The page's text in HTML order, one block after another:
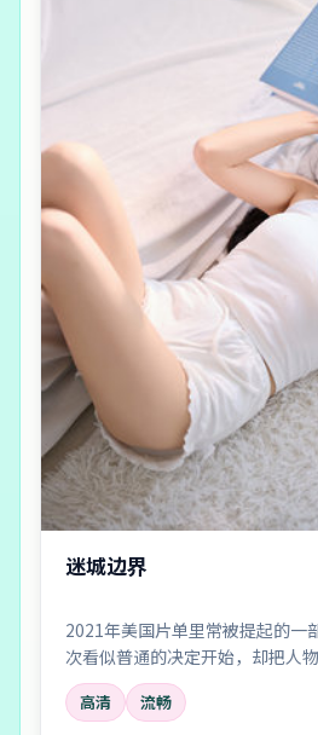
迷城边界
2021年美国片单里常被提起的一
次看似普通的决定开始，却把人
路；剪辑利落，情绪像潮水一样有
高清
流畅